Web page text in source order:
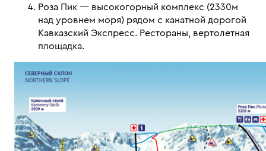
Роза Пик — высокогорный комплекс (2330м
над уровнем моря) рядом с канатной дорогой
Кавказский Экспресс. Рестораны, вертолетная
площадка.